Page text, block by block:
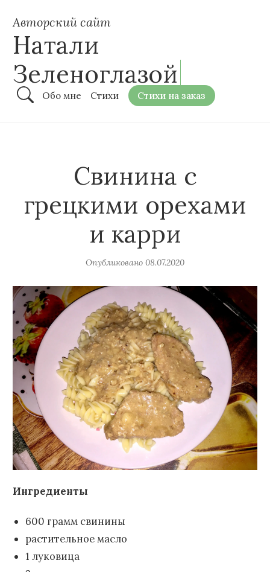
Авторский сайт
Натали
Зеленоглазой
Обо мне Стихи Стихи на заказ
Свинина с
грецкими орехами
и карри
Опубликовано 08.07.2020
Ингредиенты
600 грамм свинины
растительное масло
1 луковица